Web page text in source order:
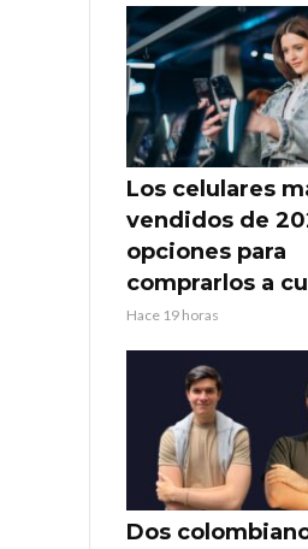
Los celulares
vendidos de
opciones para
comprarlos a
Hace 19 horas
Dos